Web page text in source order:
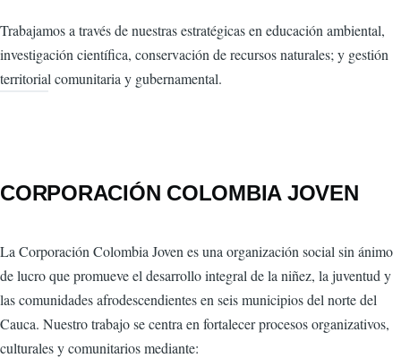
Trabajamos a través de nuestras estratégicas en educación ambiental,
investigación científica, conservación de recursos naturales; y gestión
territorial comunitaria y gubernamental.
CORPORACIÓN COLOMBIA JOVEN
La Corporación Colombia Joven es una organización social sin ánimo
de lucro que promueve el desarrollo integral de la niñez, la juventud y
las comunidades afrodescendientes en seis municipios del norte del
Cauca. Nuestro trabajo se centra en fortalecer procesos organizativos,
culturales y comunitarios mediante: